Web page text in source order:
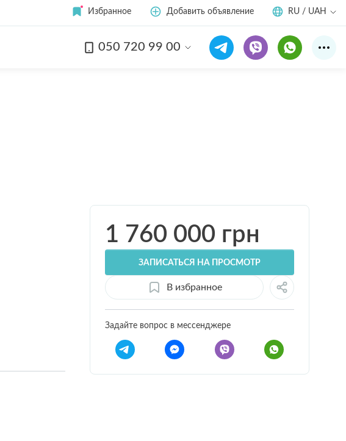
Избранное Добавить объявление RU / UAH
050 720 99 00Смотреть все11 фото
1 760 000 грн
ЗАПИСАТЬСЯ НА ПРОСМОТР
В избранное
Задайте вопрос в мессенджере